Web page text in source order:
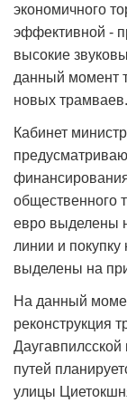
экономичного
эффективной -
высокие
данный момент
новых трамваев.
Кабинет
общественного
евро выделены
линии и
выделены на
На данный
реконструкция
Даугавпилсской
путей
улицы